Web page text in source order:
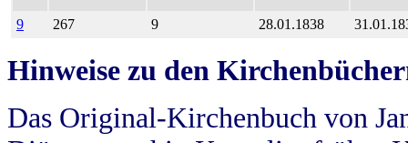
9 267 9 28.01.1838
Hinweise zu den
Das Original-Kirchenbuch von